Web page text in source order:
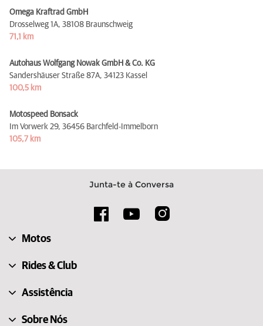
Omega Kraftrad GmbH
Drosselweg 1A, 38108 Braunschweig
71,1 km
Autohaus Wolfgang Nowak GmbH & Co. KG
Sandershäuser Straße 87A, 34123 Kassel
100,5 km
Motospeed Bonsack
Im Vorwerk 29, 36456 Barchfeld-Immelborn
105,7 km
Junta-te à Conversa
Motos
Rides & Club
Assistência
Sobre Nós